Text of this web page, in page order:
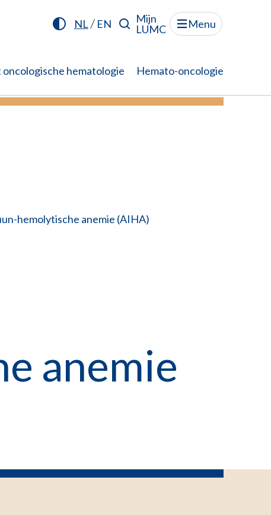
NL/ EN
Mijn
LUMC
Menu
oncologische hematologie Hemato-oncologie
Lees meer
hemolytische anemie (AIHA)
anemie